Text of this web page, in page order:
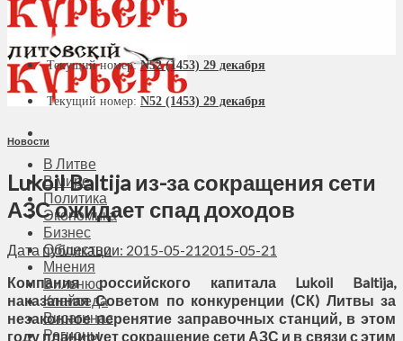
В Литве
В мире
Политика
Экономика
Бизнес
Общество
Мнения
Вильнюс
Клайпеда
Висагинас
Регионы
Текущий номер:N52 (1453) 29 декабря
Текущий номер: N52 (1453) 29 декабря
Новости
Lukoil Baltija из-за сокращения сети
АЗС ожидает спад доходов
Дата публикации: 2015-05-212015-05-21
Компания российского капитала Lukoil Baltija,
наказанная Советом по конкуренции (СК) Литвы за
незаконное перенятие заправочных станций, в этом
году планирует сокращение сети АЗС и в связи с этим